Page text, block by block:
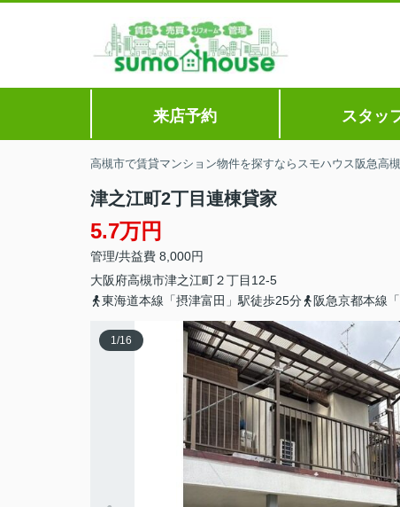
来店予約 スタッ
高槻市で賃貸マンション物件を探すならスモハウス阪急高
津之江町2丁目連棟貸家
5.7万円
管理/共益費 8,000円
大阪府高槻市津之江町２丁目12-5
東海道本線「摂津富田」駅徒歩25分
阪急京都本線
1/16